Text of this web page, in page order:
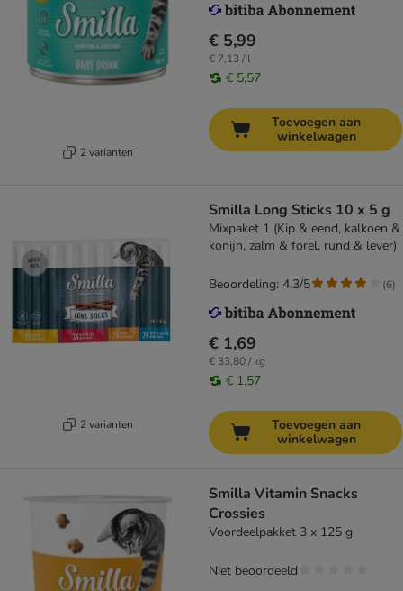
2 varianten
€ 5,99
€ 7,13 / l
€ 5,57
Toevoegen aan
winkelwagen
2 varianten
Smilla Long Sticks 10 x 5 g
Mixpaket 1 (Kip & eend, kalkoen &
konijn, zalm & forel, rund & lever)
€ 1,69
€ 33,80 / kg
€ 1,57
Beoordeling: 4.3/5 (6)
Toevoegen aan
winkelwagen
Smilla Vitamin Snacks
Crossies
Voordeelpakket 3 x 125 g
Niet beoordeeld